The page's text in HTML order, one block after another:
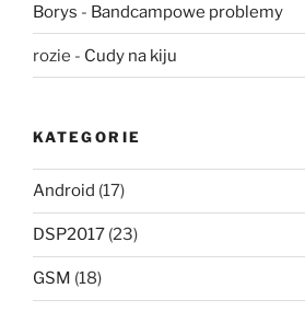
Borys - Bandcampowe problemy
rozie - Cudy na kiju
KATEGORIE
Android (17)
DSP2017 (23)
GSM (18)